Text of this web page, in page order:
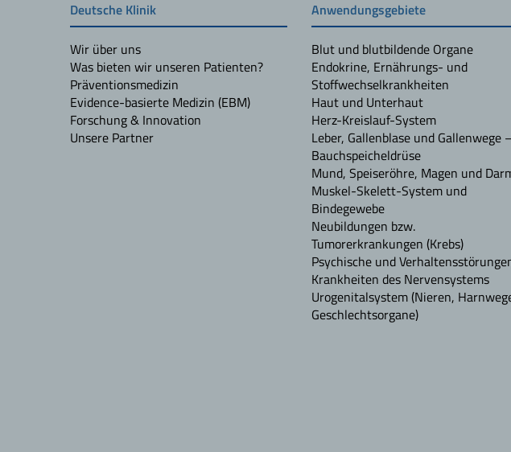
Deutsche Klinik
Wir über uns
Was bieten wir unseren Patienten?
Präventionsmedizin
Evidence-basierte Medizin (EBM)
Forschung & Innovation
Unsere Partner
Anwendungsgebiete
Blut und blutbildende Organe
Endokrine, Ernährungs- und
Stoffwechselkrankheiten
Haut und Unterhaut
Herz-Kreislauf-System
Leber, Gallenblase und Gallenwege –
Bauchspeicheldrüse
Mund, Speiseröhre, Magen und
Muskel-Skelett-System und
Bindegewebe
Neubildungen bzw.
Tumorerkrankungen (Krebs)
Psychische und
Krankheiten des Nervensystems
Urogenitalsystem (Nieren,
Geschlechtsorgane)